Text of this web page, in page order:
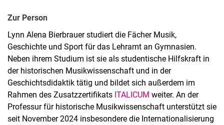
Zur Person
Lynn Alena Bierbrauer studiert die Fächer Musik,
Geschichte und Sport für das Lehramt an Gymnasien.
Neben ihrem Studium ist sie als studentische Hilfskraft in
der historischen Musikwissenschaft und in der
Geschichtsdidaktik tätig und bildet sich außerdem im
Rahmen des Zusatzzertifikats ITALICUM weiter. An der
Professur für historische Musikwissenschaft unterstützt sie
seit November 2024 insbesondere die Internationalisierung